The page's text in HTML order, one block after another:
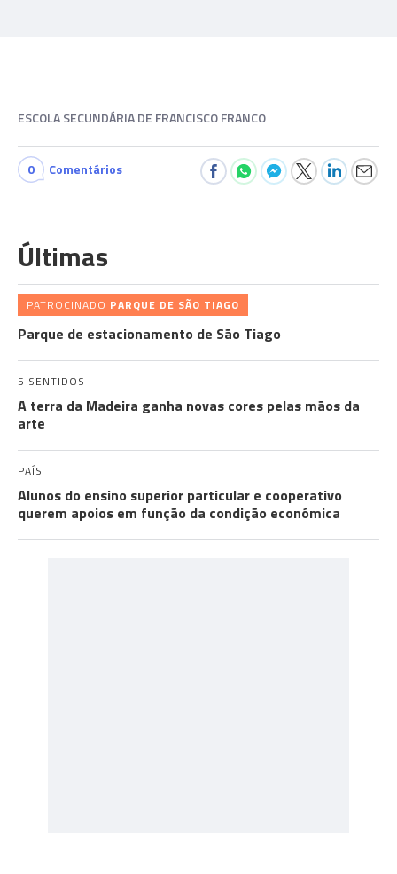
ESCOLA SECUNDÁRIA DE FRANCISCO FRANCO
0 Comentários
Últimas
PATROCINADO PARQUE DE SÃO TIAGO
Parque de estacionamento de São Tiago
5 SENTIDOS
A terra da Madeira ganha novas cores pelas mãos da
arte
PAÍS
Alunos do ensino superior particular e cooperativo
querem apoios em função da condição económica